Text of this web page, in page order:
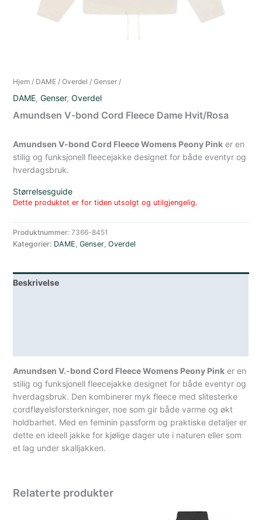
Hjem / DAME /Overdel /Genser /
DAME,Genser,Overdel
Amundsen V-bond Cord Fleece Dame Hvit/Rosa
Amundsen V-bond Cord Fleece Womens Peony Pink er en
stilig og funksjonell fleecejakke designet for både eventyr og
hverdagsbruk.
Størrelsesguide
Dette produktet er for tiden utsolgt og utilgjengelig.
Produktnummer:7366-8451
Kategorier: DAME ,Genser ,Overdel
Beskrivelse
Amundsen V.-bond Cord Fleece Womens Peony Pink er en
stilig og funksjonell fleecejakke designet for både eventyr og
hverdagsbruk. Den kombinerer myk fleece med slitesterke
cordfløyelsforsterkninger, noe som gir både varme og økt
holdbarhet. Med en feminin passform og praktiske detaljer er
dette en ideell jakke for kjølige dager ute i naturen eller som
et lag under skalljakken.
Relaterte produkter